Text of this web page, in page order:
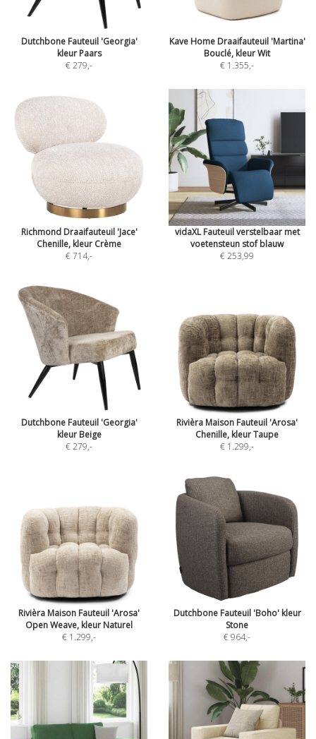
Dutchbone Fauteuil 'Georgia'
kleur Paars
€ 279,-
Kave Home Draaifauteuil 'Martina'
Bouclé, kleur Wit
€ 1.355,-
Richmond Draaifauteuil 'Jace'
Chenille, kleur Crème
€ 714,-
vidaXL Fauteuil verstelbaar met
voetensteun stof blauw
€ 253,99
Dutchbone Fauteuil 'Georgia'
kleur Beige
€ 279,-
Rivièra Maison Fauteuil 'Arosa'
Chenille, kleur Taupe
€ 1.299,-
Rivièra Maison Fauteuil 'Arosa'
Open Weave, kleur Naturel
€ 1.299,-
Dutchbone Fauteuil 'Boho' kleur
Stone
€ 964,-